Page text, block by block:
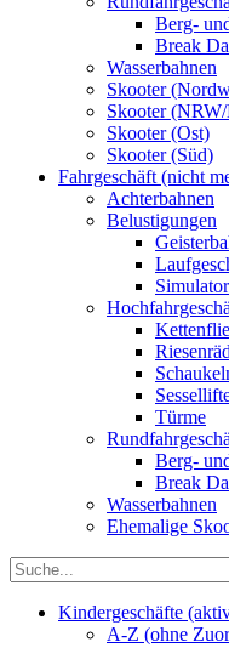
Berg-
Break
Wasserbahnen
Skooter
Skooter (NRW/
Skooter (Ost)
Skooter (Süd)
Fahrgeschäft (nicht
Achterbahnen
Belustigungen
Türme
Berg-
Break
Wasserbahnen
Ehemalige
Kindergeschäfte
A-Z (ohne